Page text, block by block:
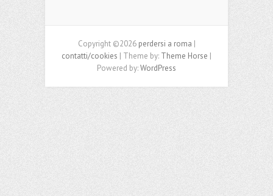
Copyright ©2026 perdersi a roma |
contatti/cookies | Theme by: Theme Horse |
Powered by:WordPress